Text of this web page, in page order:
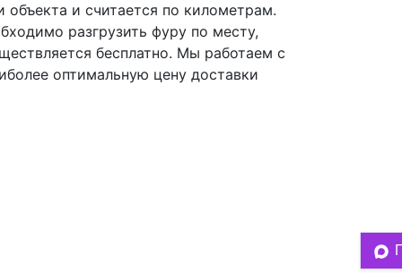
объекта и считается по километрам.
разгрузить фуру по месту,
бесплатно. Мы работаем с
оптимальную цену доставки